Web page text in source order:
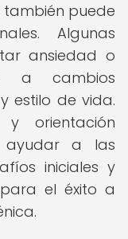
puede
Algunas
ansiedad o
a cambios
estilo de vida.
orientación
a las
iniciales y
el éxito a